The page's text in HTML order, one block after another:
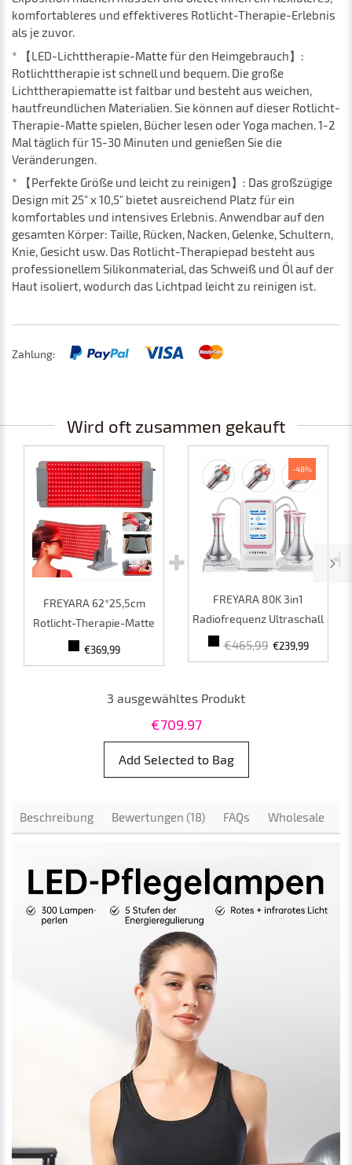
komfortableres und effektiveres Rotlicht-Therapie-Erlebnis
als je zuvor.
* 【LED-Lichttherapie-Matte für den Heimgebrauch】:
Rotlichttherapie ist schnell und bequem. Die große
Lichttherapiematte ist faltbar und besteht aus weichen,
hautfreundlichen Materialien. Sie können auf dieser Rotlicht-
Therapie-Matte spielen, Bücher lesen oder Yoga machen. 1-2
Mal täglich für 15-30 Minuten und genießen Sie die
Veränderungen.
* 【Perfekte Größe und leicht zu reinigen】: Das großzügige
Design mit 25" x 10,5" bietet ausreichend Platz für ein
komfortables und intensives Erlebnis. Anwendbar auf den
gesamten Körper: Taille, Rücken, Nacken, Gelenke, Schultern,
Knie, Gesicht usw. Das Rotlicht-Therapiepad besteht aus
professionellem Silikonmaterial, das Schweiß und Öl auf der
Haut isoliert, wodurch das Lichtpad leicht zu reinigen ist.
Zahlung:
Wird oft zusammen gekauft
FREYARA 62*25,5cm
Rotlicht-Therapie-Matte
mit Flexiblen LED-
Komfort, Ideal für
Anwendungen
€369,99
-48%
FREYARA 80K 3in1
Radiofrequenz Ultraschall
Kavitationsgerät,
Cellulite
€465,99 €239,99
3 ausgewähltes Produkt
€709.97
Add Selected to Bag
Beschreibung Bewertungen (18) FAQs Wholesale